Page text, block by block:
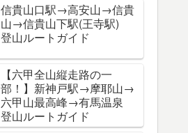
信貴山口駅→高安山→信貴
山→信貴山下駅(王寺駅)
登山ルートガイド
【六甲全山縦走路の一
部！】新神戸駅→摩耶山→
六甲山最高峰→有馬温泉
登山ルートガイド